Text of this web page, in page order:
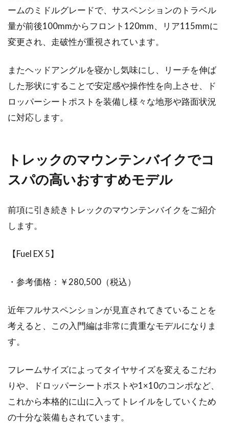
ームのミドルグレードで、サスペンションのトラベル
量が前後100mmからフロント120mm、リア115mmに
変更され、走破性が重視されています。
またヘッドアングルを寝かし気味にし、リーチを伸ば
した形状にすることで安定感や操作性を向上させ、ド
ロッパーシートポストを装備し様々な地形や路面状況
に対応します。
トレックのマウンテンバイクでコ
スパの高いおすすめモデル
前項に引き続きトレックのマウンテンバイクをご紹介
します。
【Fuel EX 5】
・参考価格：￥280,500（税込）
近年フルサスペンションが見直されてきていることを
考えると、この入門編は非常に貴重なモデルになりま
す。
フレームサイズによってタイヤサイズを変えるこだわ
りや、ドロッパーシートポストや1×10のコンポなど、
これから本格的に山に入ってトレイルをしていくため
の十分な装備もされています。